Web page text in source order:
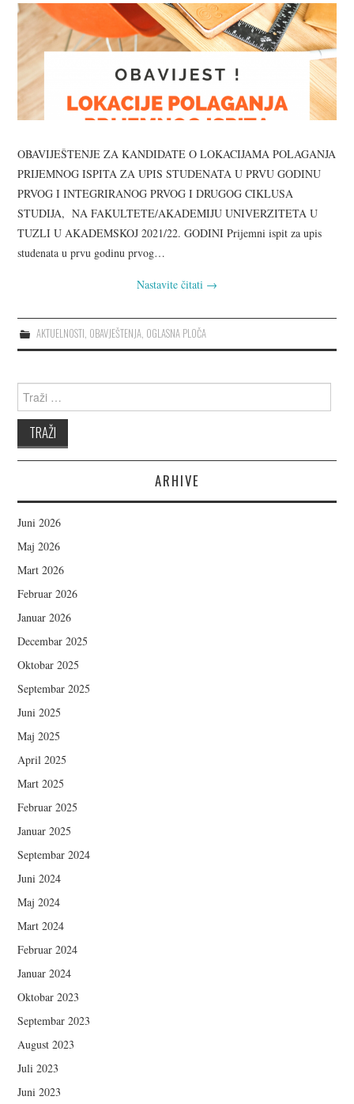
KORISNE INFORMACIJE
KONTAKT INFORMACIJE
UPISNA POLITIKA
OBAVIJEŠTENJE ZA KANDIDATE O LOKACIJAMA POLAGANJA
PRIJEMNOG ISPITA ZA UPIS STUDENATA U PRVU GODINU
PRVOG I INTEGRIRANOG PRVOG I DRUGOG CIKLUSA
STUDIJA, NA FAKULTETE/AKADEMIJU UNIVERZITETA U
TUZLI U AKADEMSKOJ 2021/22. GODINI Prijemni ispit za upis
studenata u prvu godinu prvog…
Nastavite čitati →
AKTUELNOSTI OBAVJEŠTENJA, OGLASNA PLOČA
Search for:
ARHIVE
Juni 2026
Maj 2026
Mart 2026
Februar 2026
Januar 2026
Decembar 2025
Oktobar 2025
Septembar 2025
Juni 2025
Maj 2025
April 2025
Mart 2025
Februar 2025
Januar 2025
Septembar 2024
Juni 2024
Maj 2024
Mart 2024
Februar 2024
Januar 2024
Oktobar 2023
Septembar 2023
August 2023
Juli 2023
Juni 2023